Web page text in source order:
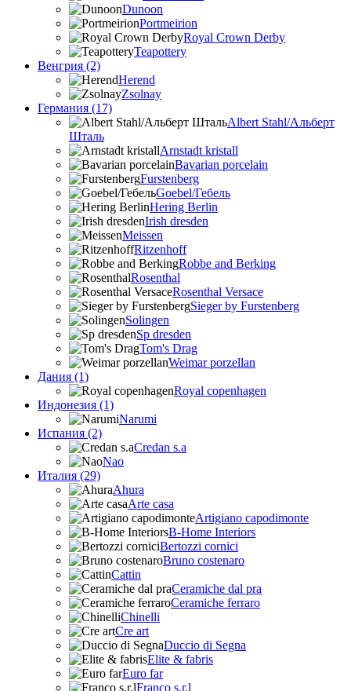
Dunoon
Portmeirion
Royal Crown Derby
Teapottery
Венгрия (2)
Herend
Zsolnay
Германия (17)
Albert Stahl/Альбеpт
Шталь
Arnstadt kristall
Bavarian porcelain
Furstenberg
Goebel/Гебель
Hering Berlin
Irish dresden
Meissen
Ritzenhoff
Robbe and Berking
Rosenthal
Rosenthal Versace
Sieger by Furstenberg
Solingen
Sp dresden
Tom's Drag
Weimar porzellan
Дания (1)
Royal copenhagen
Индонезия (1)
Narumi
Испания (2)
Credan s.a
Nao
Италия (29)
Ahura
Arte casa
Artigiano capodimonte
B-Home Interiors
Bertozzi cornici
Bruno costenaro
Cattin
Ceramiche dal pra
Ceramiche ferraro
Chinelli
Cre art
Duccio di Segna
Elite & fabris
Euro far
Franco s.r.l